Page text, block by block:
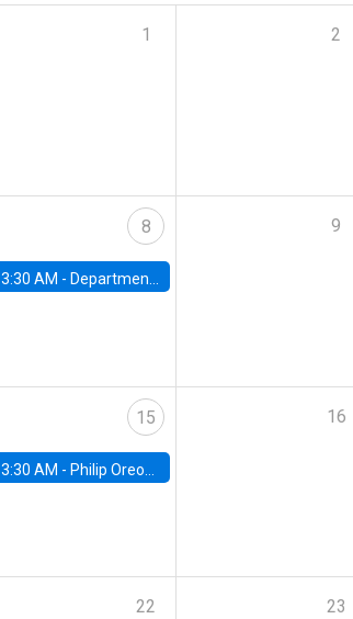
1 2
8
3:30 AM - Department Seminar: James Robinson
9
15
3:30 AM - Philip Oreopolous, University of Toronto
16
22 23